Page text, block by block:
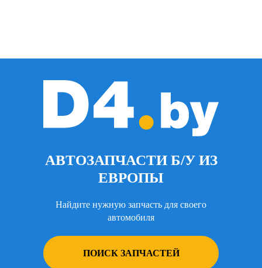
АВТОЗАПЧАСТИ Б/У ИЗ
ЕВРОПЫ
Найдите нужную запчасть для своего
автомобиля
ПОИСК ЗАПЧАСТЕЙ